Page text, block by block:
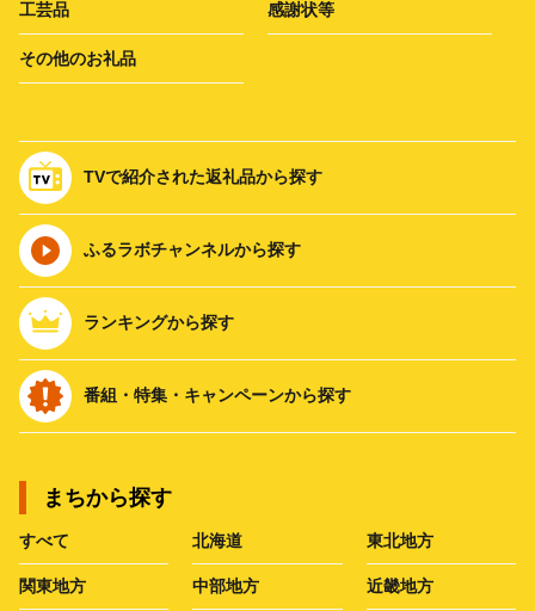
工芸品 感謝状等
その他のお礼品
TVで紹介された返礼品から探す
ふるラボチャンネルから探す
ランキングから探す
番組・特集・キャンペーンから探す
まちから探す
すべて 北海道 東北地方
関東地方 中部地方 近畿地方